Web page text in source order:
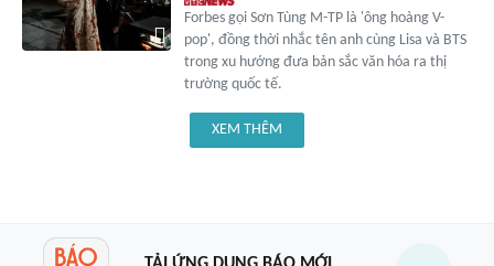
Forbes gọi Sơn Tùng M-TP là 'ông hoàng V-
pop', đồng thời nhắc tên anh cùng Lisa và BTS
trong xu hướng đưa bản sắc văn hóa ra thị
trường quốc tế.
XEM THÊM